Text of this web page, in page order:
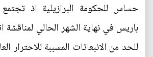
حساس للحكومة البرازيلية اذ
باريس في نهاية الشهر الحالي
للحد من الانبعاثات المسببة للاحترار